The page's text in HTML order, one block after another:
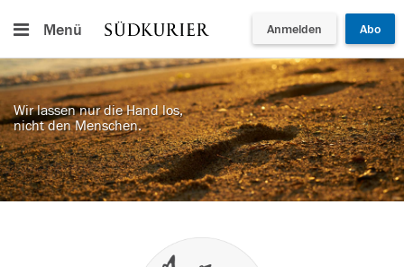
Menü Anmelden Abo
Wir lassen nur die Hand los,
nicht den Menschen.